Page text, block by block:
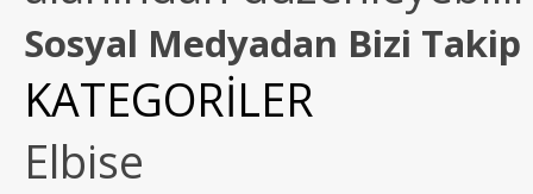
Sosyal Medyadan Bizi Takip
KATEGORİLER
Elbise